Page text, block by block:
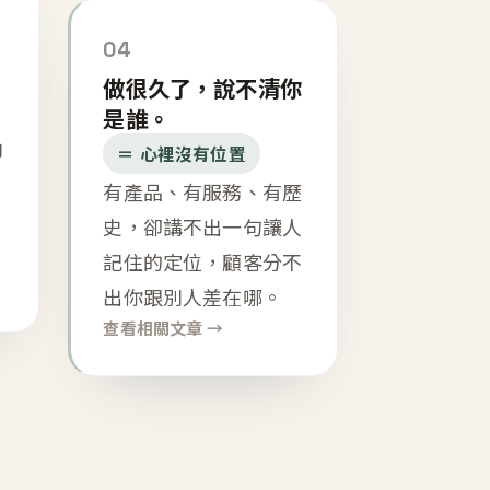
04
做很久了，說不清你
是誰。
＝ 心裡沒有位置
有產品、有服務、有歷
史，卻講不出一句讓人
記住的定位，顧客分不
出你跟別人差在哪。
查看相關文章 →